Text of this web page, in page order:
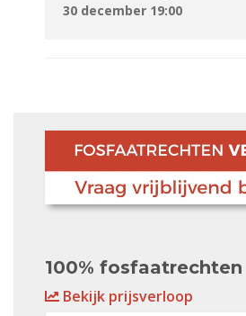
30 december 19:00
100% fosfaatrechten
Bekijk prijsverloop